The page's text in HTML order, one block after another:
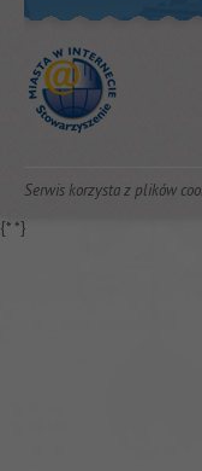
Serwis korzysta z plików
{**}